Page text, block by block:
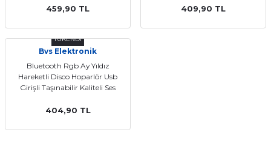
459,90 TL
409,90 TL
TÜKENDİ
Bvs Elektronik
Bluetooth Rgb Ay Yıldız
Hareketli Disco Hoparlör Usb
Girişli Taşınabilir Kaliteli Ses
404,90 TL